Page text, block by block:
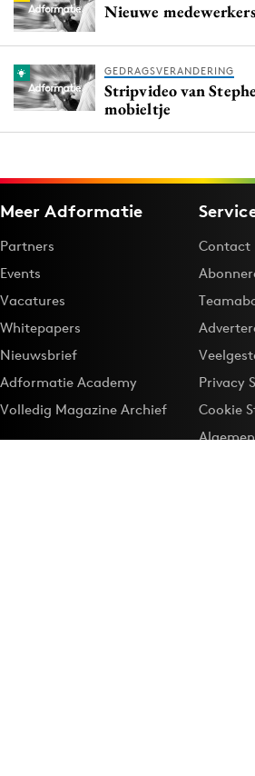
Nieuwe
GEDRAGSVERANDERING
Stripvideo van
mobieltje
Meer Adformatie
Partners
Events
Vacatures
Whitepapers
Nieuwsbrief
Adformatie Academy
Volledig Magazine Archief
Contact
Privacy
Cookie